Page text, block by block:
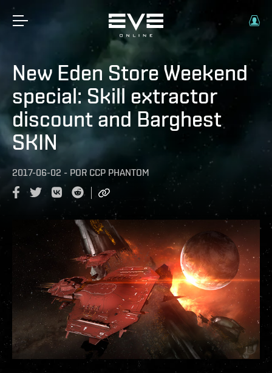
New Eden Store Weekend
special: Skill extractor
discount and Barghest
SKIN
2017-06-02 - POR CCP PHANTOM